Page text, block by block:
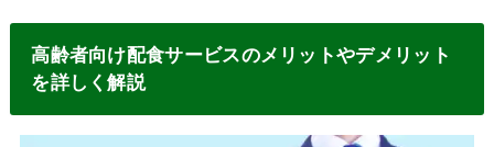
高齢者向け配食サービスのメリットやデメリット
を詳しく解説